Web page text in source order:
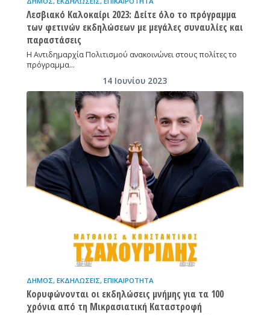
Λεσβιακό Καλοκαίρι 2023: Δείτε όλο το πρόγραμμα
των φετινών εκδηλώσεων με μεγάλες συναυλίες και
παραστάσεις
Η Αντιδημαρχία Πολιτισμού ανακοινώνει στους πολίτες το
πρόγραμμα…
14 Ιουνίου 2023
ΔΉΜΟΣ, ΕΚΔΗΛΏΣΕΙΣ, ΕΠΙΚΑΙΡΌΤΗΤΑ
Κορυφώνονται οι εκδηλώσεις μνήμης για τα 100
χρόνια από τη Μικρασιατική Καταστροφή